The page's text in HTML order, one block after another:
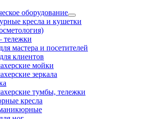
оборудование
кресла и кушетки
тележки
мастера и посетителей
клиентов
мойки
зеркала
тумбы, тележки
кресла